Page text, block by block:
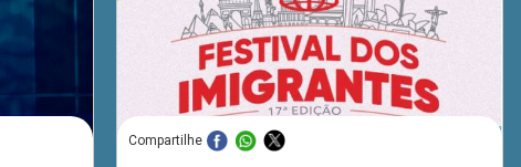
Compartilhe